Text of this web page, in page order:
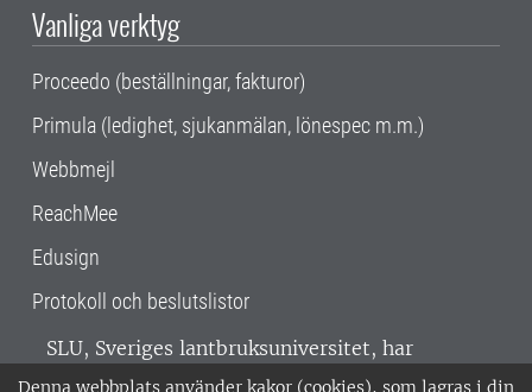
Denna webbplats använder kakor (cookies), som lagras i din
Vanliga verktyg
Proceedo (beställningar, fakturor)
Primula (ledighet, sjukanmälan, lönespec m.m.)
Webbmejl
ReachMee
Edusign
Protokoll och beslutslistor
SLU, Sveriges lantbruksuniversitet, har
verksamhet över hela Sverige. Huvudorter är